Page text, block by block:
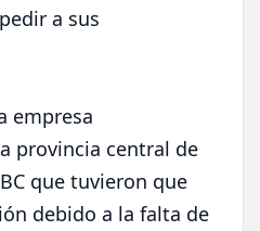
a sus
empresa
provincia central de
que tuvieron que
debido a la falta de